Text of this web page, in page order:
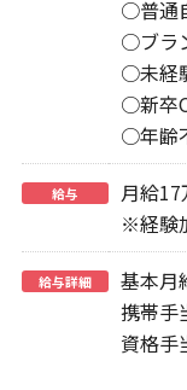
○普通
○ブラ
○未経
○新卒
○年齢
給与
月給
※経験
給与詳細
基本月
携帯手
資格手